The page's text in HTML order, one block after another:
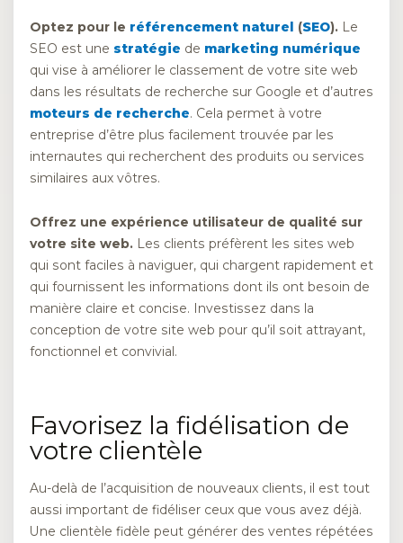
Optez pour le référencement naturel (SEO). Le
SEO est une stratégie de marketing numérique
qui vise à améliorer le classement de votre site web
dans les résultats de recherche sur Google et d’autres
moteurs de recherche. Cela permet à votre
entreprise d’être plus facilement trouvée par les
internautes qui recherchent des produits ou services
similaires aux vôtres.
Offrez une expérience utilisateur de qualité sur
votre site web. Les clients préfèrent les sites web
qui sont faciles à naviguer, qui chargent rapidement et
qui fournissent les informations dont ils ont besoin de
manière claire et concise. Investissez dans la
conception de votre site web pour qu’il soit attrayant,
fonctionnel et convivial.
Favorisez la fidélisation de
votre clientèle
Au-delà de l’acquisition de nouveaux clients, il est tout
aussi important de fidéliser ceux que vous avez déjà.
Une clientèle fidèle peut générer des ventes répétées